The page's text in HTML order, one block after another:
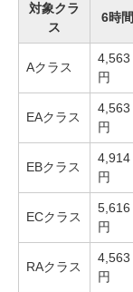
対象クラ
ス
6時間
Aクラス
4,563
円
EAクラス
4,563
円
EBクラス
4,914
円
ECクラス
5,616
円
RAクラス
4,563
円